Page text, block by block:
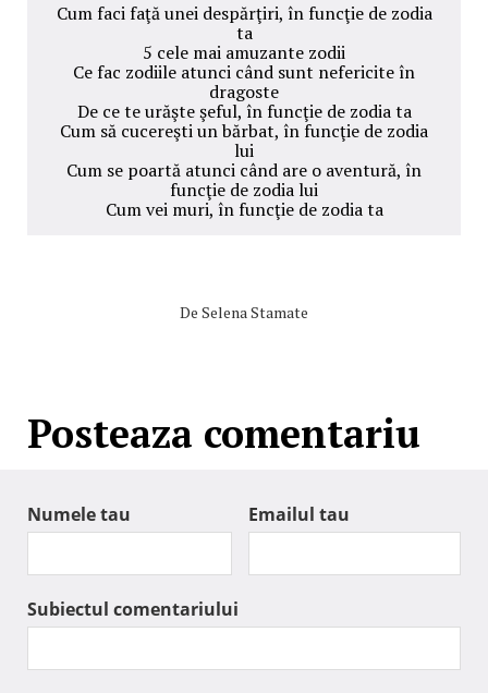
Cum faci faţă unei despărţiri, în funcţie de zodia
ta
5 cele mai amuzante zodii
Ce fac zodiile atunci când sunt nefericite în
dragoste
De ce te urăşte şeful, în funcţie de zodia ta
Cum să cucereşti un bărbat, în funcţie de zodia
lui
Cum se poartă atunci când are o aventură, în
funcţie de zodia lui
Cum vei muri, în funcţie de zodia ta
De Selena Stamate
Posteaza comentariu
Numele tau Emailul tau
Subiectul comentariului